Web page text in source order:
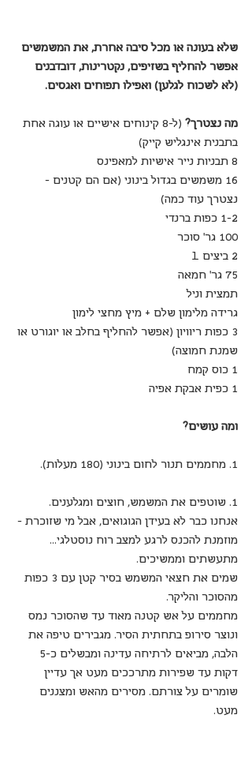
שלא בעונה או מכל סיבה אחרת, את המשמשים
אפשר להחליף בשזיפים, נקטרינות, דובדבנים
(לא לשכוח לגלען) ואפילו תפוחים ואגסים.
מה נצטרך?
(ל-8 קינוחים אישיים או עוגה אחת
בתבנית אינגליש קייק)
8 תבניות נייר אישיות למאפינס
16 משמשים בגדול בינוני (אם הם קטנים -
נצטרך עוד כמה)
1-2 כפות ברנדי
100 גר' סוכר
2 ביצים L
75 גר' חמאה
תמצית וניל
גרידה מלימון שלם + מיץ מחצי לימון
3 כפות ריוויון (אפשר להחליף בחלב או יוגורט או
שמנת חמוצה)
1 כוס קמח
1 כפית אבקת אפיה
ומה עושים?
1. מחממים תנור לחום בינוני (180 מעלות).
1. שוטפים את המשמש, חוצים ומגלענים.
אנחנו כבר לא בעידן הגוגואים, אבל מי שזוכרת -
מוזמנת להכנס לרגע למצב רוח נוסטלגי...
מתעשתים וממשיכים.
שמים את חצאי המשמש בסיר קטן עם 3 כפות
מהסוכר והליקר.
מחממים על אש קטנה מאוד עד שהסוכר נמס
ונוצר סירופ בתחתית הסיר. מגבירים טיפה את
דקות עד שפירות מתרככים מעט אך עדיין
שומרים על צורתם. מסירים מהאש ומצננים
מעט.